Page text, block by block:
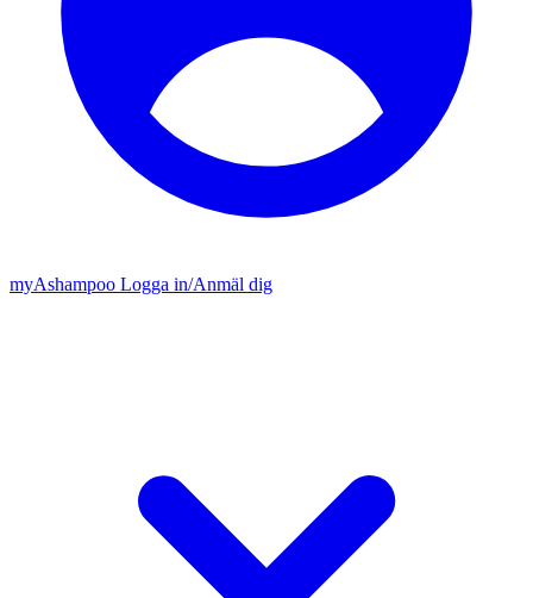
myAshampoo Logga in/Anmäl dig